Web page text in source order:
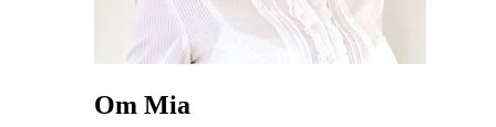
Om Mia